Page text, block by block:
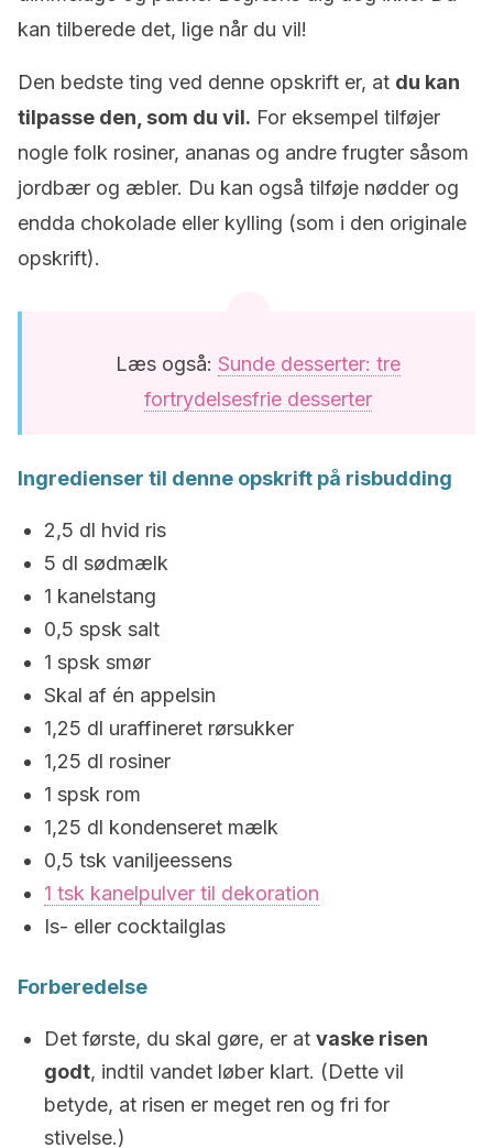
kan tilberede det, lige når du vil!
Den bedste ting ved denne opskrift er, at du kan
tilpasse den, som du vil. For eksempel tilføjer
nogle folk rosiner, ananas og andre frugter såsom
jordbær og æbler. Du kan også tilføje nødder og
endda chokolade eller kylling (som i den originale
opskrift).
Læs også: Sunde desserter: tre
fortrydelsesfrie desserter
Ingredienser til denne opskrift på risbudding
2,5 dl hvid ris
5 dl sødmælk
1 kanelstang
0,5 spsk salt
1 spsk smør
Skal af én appelsin
1,25 dl uraffineret rørsukker
1,25 dl rosiner
1 spsk rom
1,25 dl kondenseret mælk
0,5 tsk vaniljeessens
1 tsk kanelpulver til dekoration
Is- eller cocktailglas
Forberedelse
Det første, du skal gøre, er at vaske risen
godt, indtil vandet løber klart. (Dette vil
betyde, at risen er meget ren og fri for
stivelse.)